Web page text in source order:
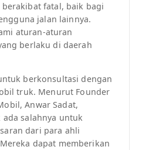
fatal, baik bagi
jalan lainnya.
aturan-aturan
berlaku di daerah
berkonsultasi dengan
truk. Menurut Founder
Anwar Sadat,
ada salahnya untuk
dari para ahli
dapat memberikan